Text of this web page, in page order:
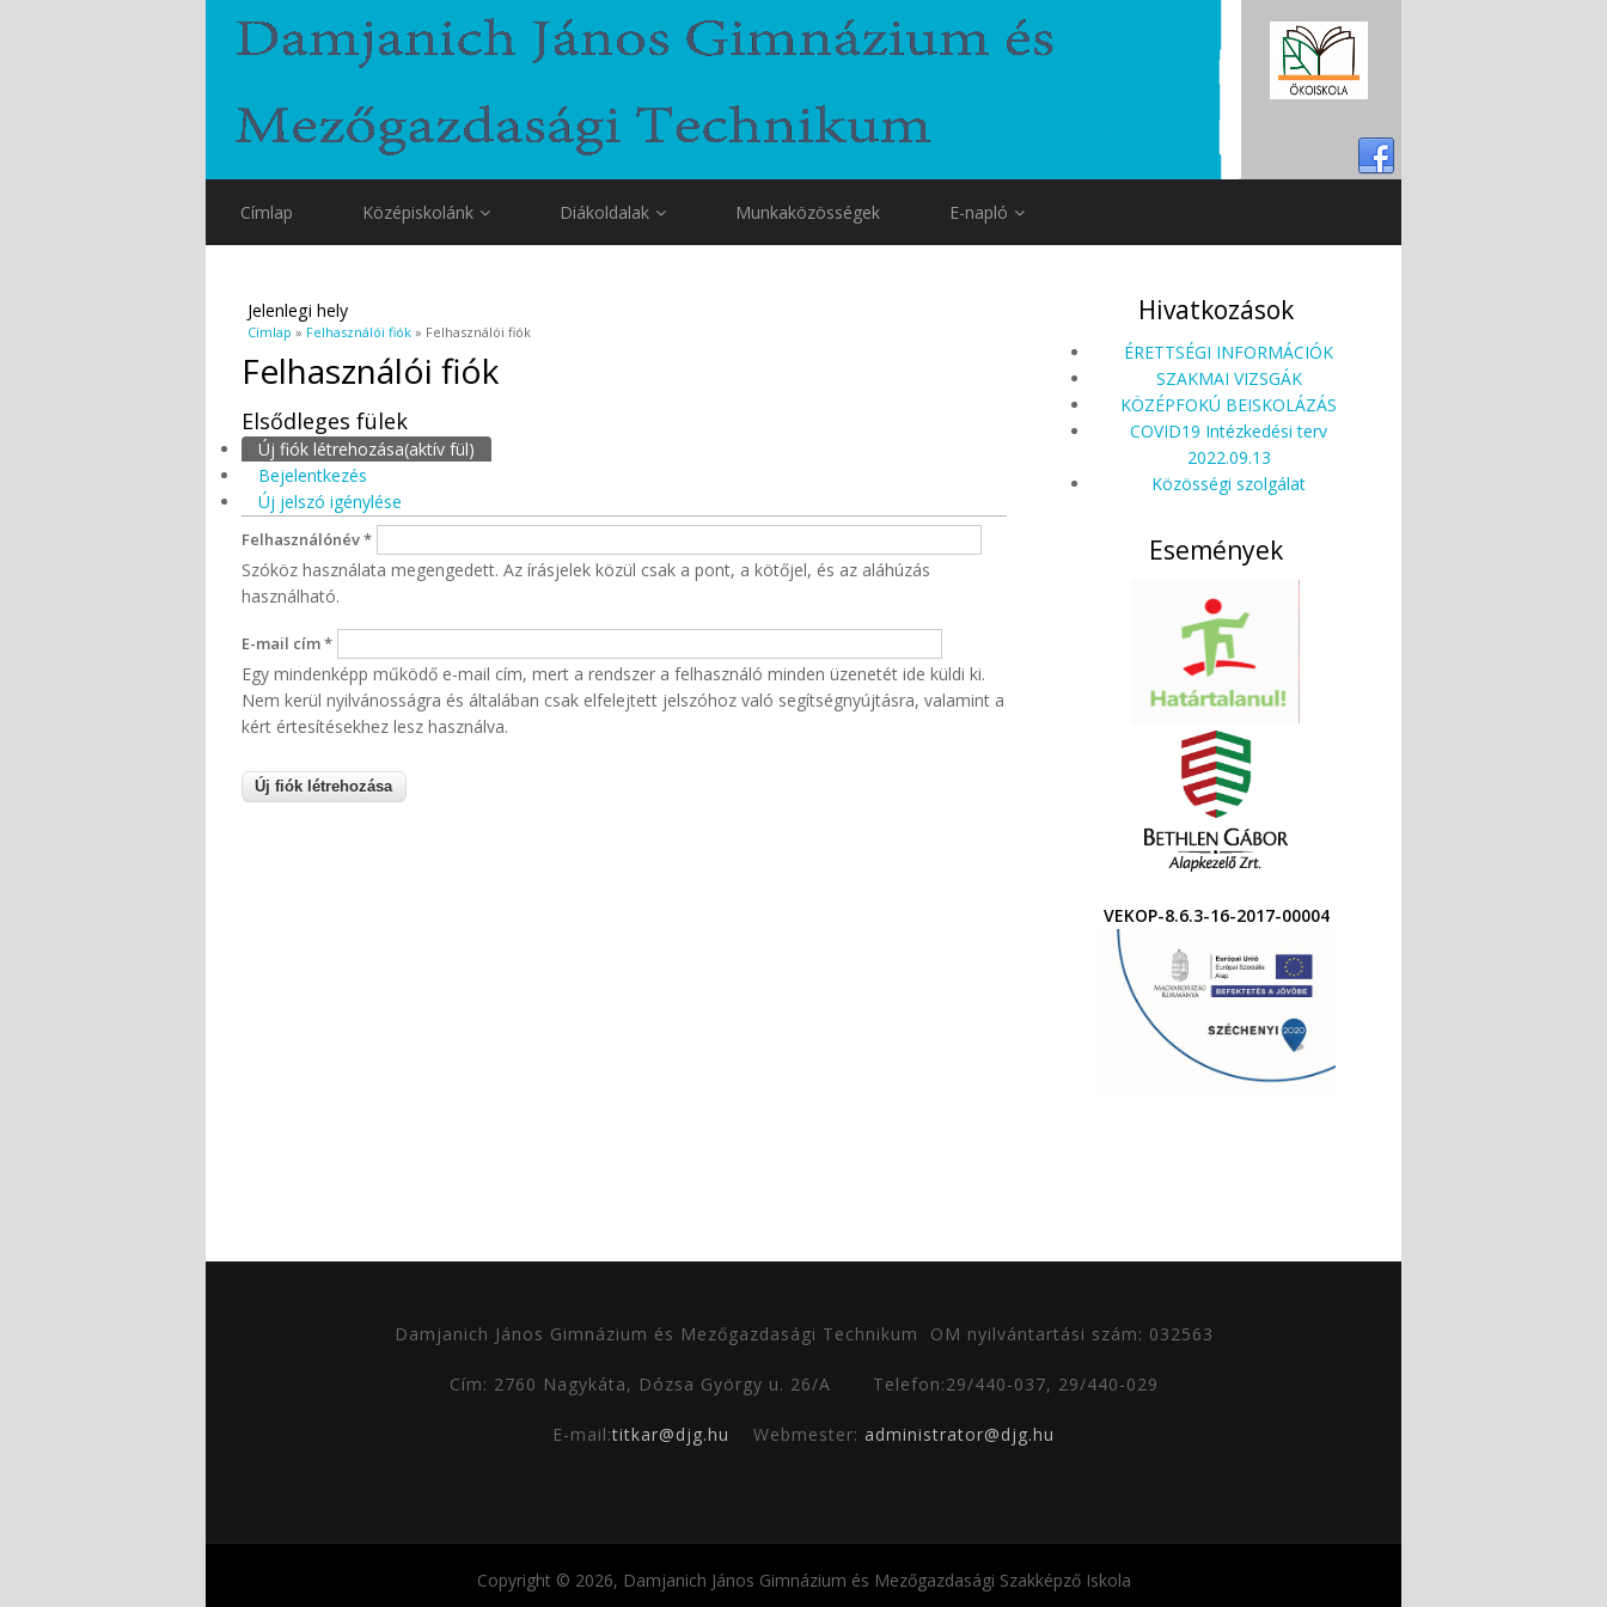
Címlap Középiskolánk Diákoldalak Munkaközösségek E-napló
Jelenlegi hely
Címlap » Felhasználói fiók » Felhasználói fiók
Felhasználói fiók
Elsődleges fülek
Új fiók létrehozása(aktív fül)
Bejelentkezés
Új jelszó igénylése
Felhasználónév*
Szóköz használata megengedett. Az írásjelek közül csak a pont, a kötőjel, és az aláhúzás
használható.
E-mail cím*
Egy mindenképp működő e-mail cím, mert a rendszer a felhasználó minden üzenetét ide küldi ki.
Nem kerül nyilvánosságra és általában csak elfelejtett jelszóhoz való segítségnyújtásra, valamint a
kért értesítésekhez lesz használva.
Hivatkozások
ÉRETTSÉGI INFORMÁCIÓK
SZAKMAI VIZSGÁK
KÖZÉPFOKÚ BEISKOLÁZÁS
COVID19 Intézkedési terv
2022.09.13
Közösségi szolgálat
Események
VEKOP-8.6.3-16-2017-00004
Damjanich János Gimnázium és Mezőgazdasági Technikum OM nyilvántartási szám: 032563
Cím: 2760 Nagykáta, Dózsa György u. 26/A Telefon:29/440-037, 29/440-029
E-mail:titkar@djg.hu Webmester: administrator@djg.hu
Copyright © 2026, Damjanich János Gimnázium és Mezőgazdasági Szakképző Iskola